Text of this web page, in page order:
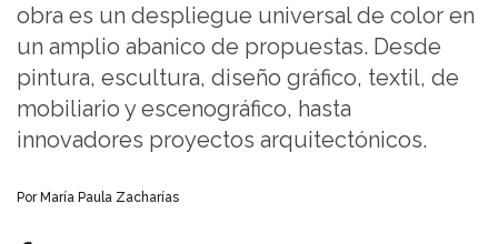
obra es un despliegue universal de color en
un amplio abanico de propuestas. Desde
pintura, escultura, diseño gráfico, textil, de
mobiliario y escenográfico, hasta
innovadores proyectos arquitectónicos.
Por María Paula Zacharías